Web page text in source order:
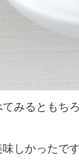
みるともち
しかったで